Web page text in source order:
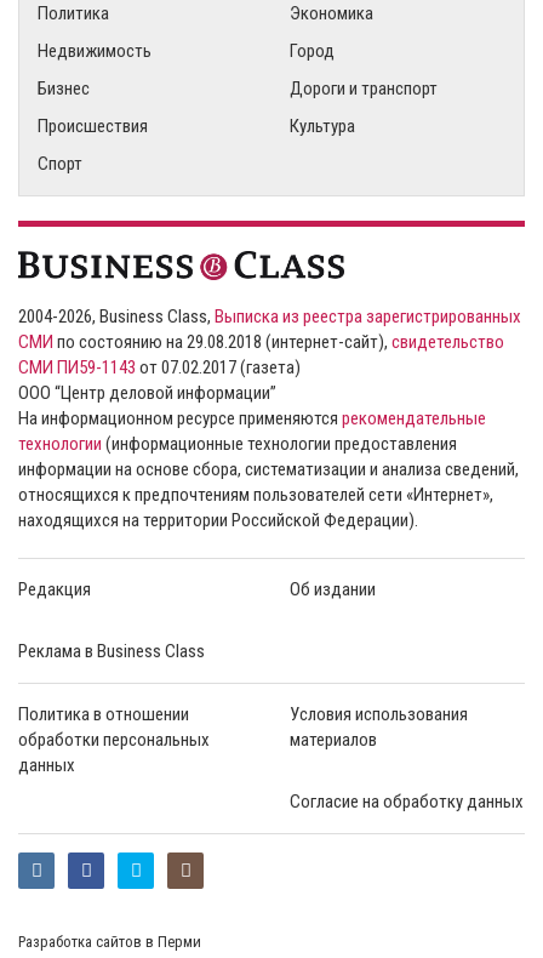
Политика
Экономика
Недвижимость
Город
Бизнес
Дороги и транспорт
Происшествия
Культура
Спорт
2004-2026, Business Class, Выписка из реестра зарегистрированных
СМИ по состоянию на 29.08.2018 (интернет-сайт), свидетельство
СМИ ПИ59-1143 от 07.02.2017 (газета)
ООО “Центр деловой информации”
На информационном ресурсе применяются рекомендательные
технологии (информационные технологии предоставления
информации на основе сбора, систематизации и анализа сведений,
относящихся к предпочтениям пользователей сети «Интернет»,
находящихся на территории Российской Федерации).
Редакция Об издании
Реклама в Business Class
Политика в отношении
обработки персональных
данных
Условия использования
материалов
Согласие на обработку данных
Разработка сайтов в Перми